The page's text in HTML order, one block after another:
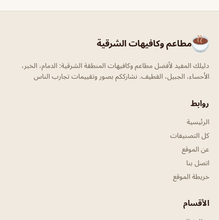
مطاعم وكافيهات الشرقية
دليلك المفيد لأفضل مطاعم وكافيهات المنطقة الشرقية: الدمام، الخبر،
الأحساء، الجبيل، القطيف. نشارككم بصور وتقييمات تجارب الناس
روابط
الرئيسية
كل التصنيفات
عن الموقع
اتصل بنا
خريطة الموقع
الأقسام